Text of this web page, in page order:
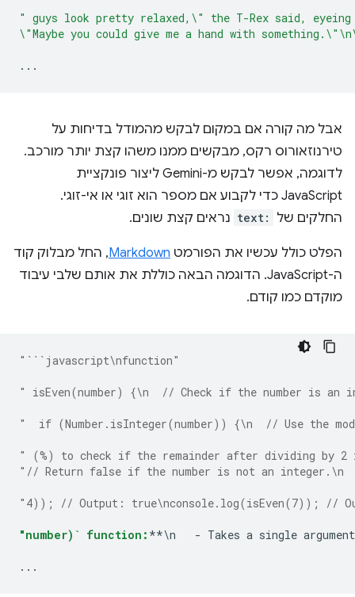
" guys look pretty relaxed,\" the T-Rex said,
\"Maybe you could give me a hand with
...
אבל מה קורה אם במקום לבקש מהמודל בדיחות על
טירנוזאורוס רקס, מבקשים ממנו משהו קצת יותר מורכב.
לדוגמה, אפשר לבקש מ-Gemini ליצור פונקציית
JavaScript כדי לקבוע אם מספר הוא זוגי או אי-זוגי.
החלקים של
text: נראים קצת שונים.
הפלט כולל עכשיו את הפורמט Markdown, החל מבלוק קוד
ה-JavaScript. הדוגמה הבאה כוללת את אותם שלבי עיבוד
מוקדם כמו קודם.
"```javascript\nfunction"
" isEven(number) {\n  // Check if the number is an
"  if (Number.isInteger(number)) {\n  // Use the
" (%) to check if the remainder after dividing by
"// Return false if the number is not an integer.\n
"4)); // Output: true\nconsole.log(isEven(7)); //
"number)` function: **\n   - Takes a single
...